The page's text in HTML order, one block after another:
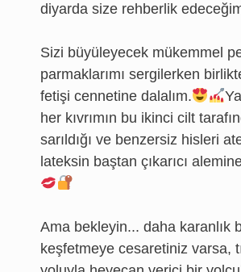
diyarda size rehberlik
Sizi büyüleyecek mükemmel
parmaklarımı sergilerken
fetişi cennetine dalalım.
her kıvrımın bu ikinci cilt
sarıldığı ve benzersiz hisleri
lateksin baştan çıkarıcı
Ama bekleyin... daha karanlık
keşfetmeye cesaretiniz varsa,